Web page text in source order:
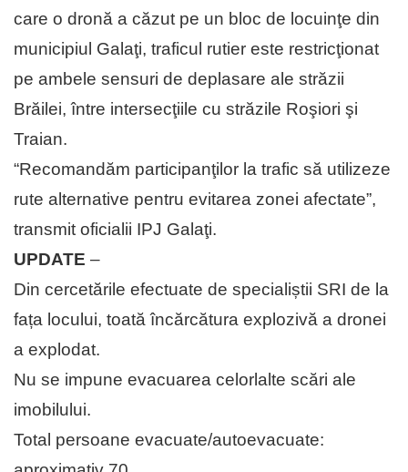
care o dronă a căzut pe un bloc de locuinţe din
municipiul Galaţi, traficul rutier este restricţionat
pe ambele sensuri de deplasare ale străzii
Brăilei, între intersecţiile cu străzile Roşiori şi
Traian.
“Recomandăm participanţilor la trafic să utilizeze
rute alternative pentru evitarea zonei afectate”,
transmit oficialii IPJ Galaţi.
UPDATE –
Din cercetările efectuate de specialiștii SRI de la
fața locului, toată încărcătura explozivă a dronei
a explodat.
Nu se impune evacuarea celorlalte scări ale
imobilului.
Total persoane evacuate/autoevacuate: